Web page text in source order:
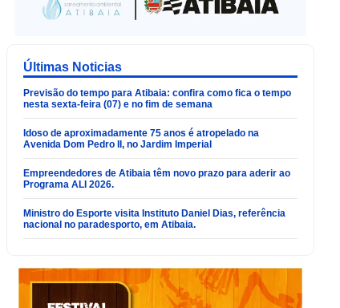
Últimas Noticias
Previsão do tempo para Atibaia: confira como fica o tempo
nesta sexta-feira (07) e no fim de semana
Idoso de aproximadamente 75 anos é atropelado na
Avenida Dom Pedro II, no Jardim Imperial
Empreendedores de Atibaia têm novo prazo para aderir ao
Programa ALI 2026.
Ministro do Esporte visita Instituto Daniel Dias, referência
nacional no paradesporto, em Atibaia.